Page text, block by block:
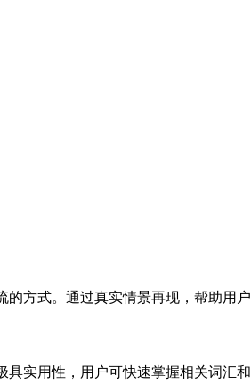
方式。通过真实情景再现，帮助用
用性，用户可快速掌握相关词汇